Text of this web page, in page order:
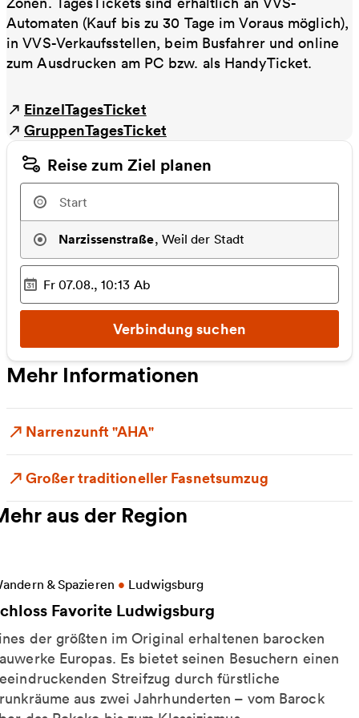
Automaten (Kauf bis zu 30 Tage im Voraus möglich),
in VVS-Verkaufsstellen, beim Busfahrer und online
zum Ausdrucken am PC bzw. als HandyTicket.
EinzelTagesTicket
GruppenTagesTicket
Reise zum Ziel planen
Narzissenstraße, Weil der Stadt
Ausgewählter Zeitpunkt
Fr 07.08., 10:13 Ab
Verbindung suchen
Mehr Informationen
Narrenzunft "AHA"
Großer traditioneller Fasnetsumzug
aus der Region
& Spazieren • Ludwigsburg
Favorite Ludwigsburg
der größten im Original erhaltenen barocken
Europas. Es bietet seinen Besuchern einen
Streifzug durch fürstliche
aus zwei Jahrhunderten – vom Barock
Informationen zu Schloss Favorite